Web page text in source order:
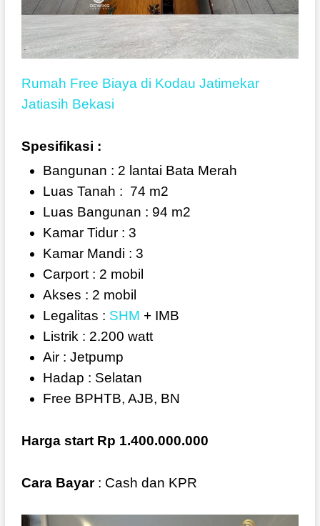
Rumah Free Biaya di Kodau Jatimekar
Jatiasih Bekasi
Spesifikasi :
Bangunan : 2 lantai Bata Merah
Luas Tanah : 74 m2
Luas Bangunan : 94 m2
Kamar Tidur : 3
Kamar Mandi : 3
Carport : 2 mobil
Akses : 2 mobil
Legalitas : SHM + IMB
Listrik : 2.200 watt
Air : Jetpump
Hadap : Selatan
Free BPHTB, AJB, BN
Harga start Rp 1.400.000.000
Cara Bayar: Cash dan KPR